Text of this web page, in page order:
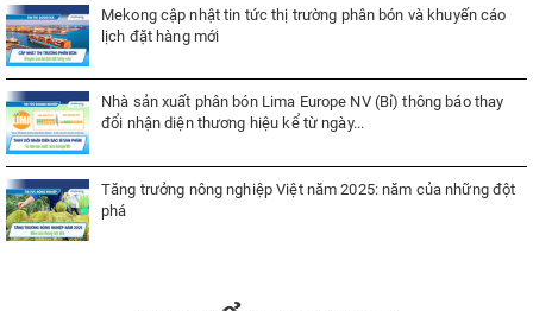
Mekong cập nhật tin tức thị trường phân bón và khuyến cáo
lịch đặt hàng mới
Nhà sản xuất phân bón Lima Europe NV (Bỉ) thông báo thay
đổi nhận diện thương hiệu kể từ ngày...
Tăng trưởng nông nghiệp Việt năm 2025: năm của những đột
phá